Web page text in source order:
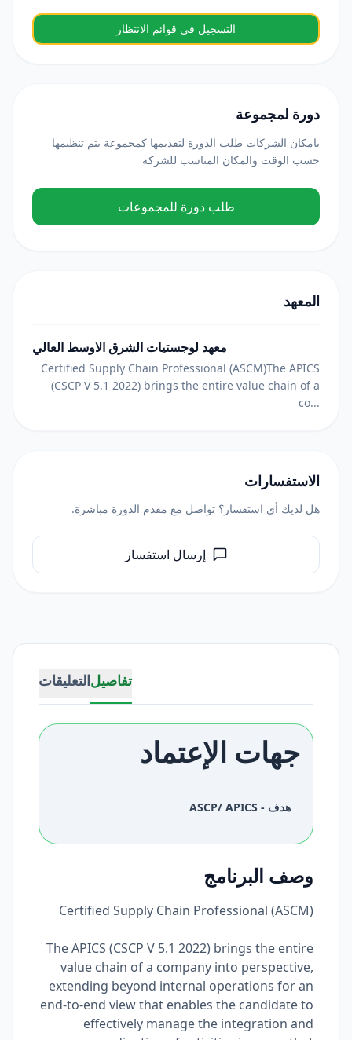
تفاصيلالتعليقات
جهات الإعتماد
هدف - ASCP/ APICS
وصف البرنامج
Certified Supply Chain Professional (ASCM)
The APICS (CSCP V 5.1 2022) brings the entire
value chain of a company into perspective,
extending beyond internal operations for an
end-to-end view that enables the candidate to
effectively manage the integration and
التسجيل في قوائم الانتظار
دورة لمجموعة
بامكان الشركات طلب الدورة لتقديمها كمجموعة يتم تنظيمها
حسب الوقت والمكان المناسب للشركة
طلب دورة للمجموعات
المعهد
معهد لوجستيات الشرق الاوسط العالي
Certified Supply Chain Professional (ASCM)The APICS
(CSCP V 5.1 2022) brings the entire value chain of a
co...
الاستفسارات
هل لديك أي استفسار؟ تواصل مع مقدم الدورة مباشرة.
إرسال استفسار